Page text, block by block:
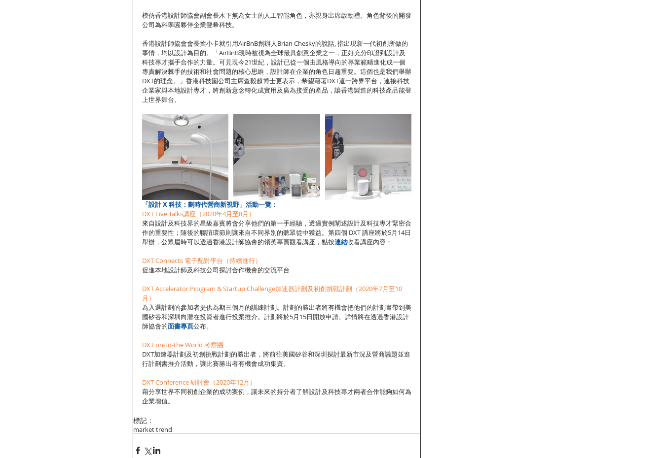
模仿香港設計師協會副會長木下無為女士的人工智能角色，亦親身出席啟動禮。角色背後的開發
公司為科學園夥伴企業聲希科技。
香港設計師協會會長葉小卡就引用AirBnB創辦人Brian Chesky的說話, 指出現新一代初創所做的
事情，均以設計為目的。「AirBnB現時被視為全球最具創意企業之一，正好充分印證到設計及
科技專才攜手合作的力量。可見現今21世紀，設計已從一個由風格導向的專業範疇進化成一個
專責解決棘手的技術和社會問題的核心思維，設計師在企業的角色日趨重要。這個也是我們舉辦
DXT的理念。」香港科技園公司主席查毅超博士更表示，希望藉著DXT這一跨界平台，連接科技
企業家與本地設計專才，將創新意念轉化成實用及廣為接受的產品，讓香港製造的科技產品能登
上世界舞台。
「設計 X 科技：劃時代營商新視野」活動一覽：
DXT Live Talks講座（2020年4月至8月）
來自設計及科技界的星級嘉賓將會分享他們的第一手經驗，透過實例闡述設計及科技專才緊密合
作的重要性；隨後的聯誼環節則讓來自不同界別的聽眾從中獲益。第四個 DXT 講座將於5月14日
舉辦，公眾屆時可以透過香港設計師協會的領英專頁觀看講座，點按連結收看講座內容：
DXT Connects 電子配對平台（持續進行）
促進本地設計師及科技公司探討合作機會的交流平台
DXT Accelerator Program & Startup Challenge加速器計劃及初創挑戰計劃（2020年7月至10
月）
為入選計劃的參加者提供為期三個月的訓練計劃。計劃的勝出者將有機會把他們的計劃書帶到美
國矽谷和深圳向潛在投資者進行投案推介。計劃將於5月15日開放申請。詳情將在透過香港設計
師協會的面書專頁公布。
DXT on-to-the World 考察團
DXT加速器計劃及初創挑戰計劃的勝出者，將前往美國矽谷和深圳探討最新市況及營商議題並進
行計劃書推介活動，讓比賽勝出者有機會成功集資。
DXT Conference 研討會（2020年12月）
藉分享世界不同初創企業的成功案例，讓未來的持分者了解設計及科技專才兩者合作能夠如何為
企業增值。
標記：
market trend